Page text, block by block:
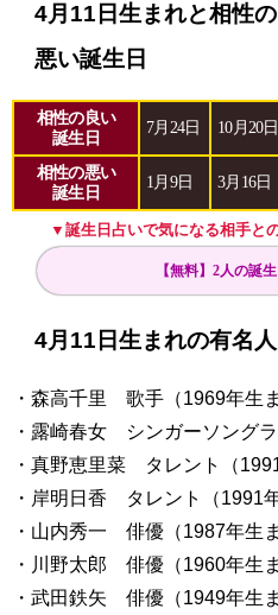
4月11日生まれと相性
悪い誕生日
相性の良い
誕生日
7月24日 10月20日
相性の悪い
誕生日
1月9日 3月16日
▼誕生日占いで気になる相手と
【無料】2人の誕
4月11日生まれの有名
・森高千里 歌手（1969年生ま
・露崎春女 シンガーソング
・真野恵里菜 タレント（
・岸明日香 タレント（1991
・山内秀一 俳優（1987年生ま
・川野太郎 俳優（1960年生ま
・武田鉄矢 俳優（1949年生ま